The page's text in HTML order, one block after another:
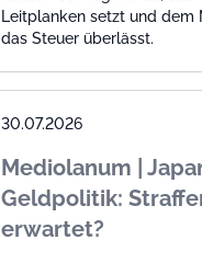
Leitplanken setzt und dem
das Steuer überlässt.
30.07.2026
Mediolanum |
Geldpolitik:
erwartet?